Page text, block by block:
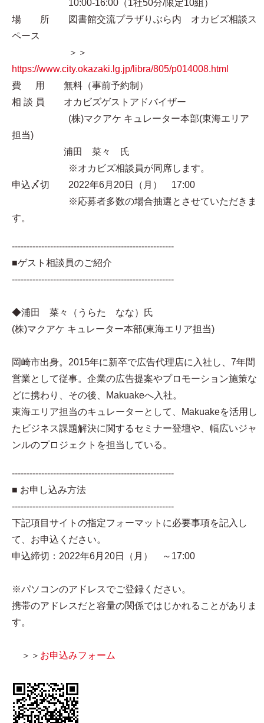
10:00-16:00（1社50分/限定10組）
場 所 図書館交流プラザりぶら内 オカビズ相談ス
ペース
＞＞
https://www.city.okazaki.lg.jp/libra/805/p014008.html
費 用 無料（事前予約制）
相 談 員 オカビズゲストアドバイザー
(株)マクアケ キュレーター本部(東海エリア
担当)
浦田 菜々 氏
※オカビズ相談員が同席します。
申込〆切 2022年6月20日（月） 17:00
※応募者多数の場合抽選とさせていただきま
す。
-------------------------------------------------------
■ゲスト相談員のご紹介
-------------------------------------------------------
◆浦田 菜々（うらた なな）氏
(株)マクアケ キュレーター本部(東海エリア担当)
岡崎市出身。2015年に新卒で広告代理店に入社し、7年間
営業として従事。企業の広告提案やプロモーション施策な
どに携わり、その後、Makuakeへ入社。
東海エリア担当のキュレーターとして、Makuakeを活用し
たビジネス課題解決に関するセミナー登壇や、幅広いジャ
ンルのプロジェクトを担当している。
-------------------------------------------------------
■ お申し込み方法
-------------------------------------------------------
下記項目サイトの指定フォーマットに必要事項を記入し
て、お申込ください。
申込締切：2022年6月20日（月） ～17:00
※パソコンのアドレスでご登録ください。
携帯のアドレスだと容量の関係ではじかれることがありま
す。
＞＞ お申込みフォーム